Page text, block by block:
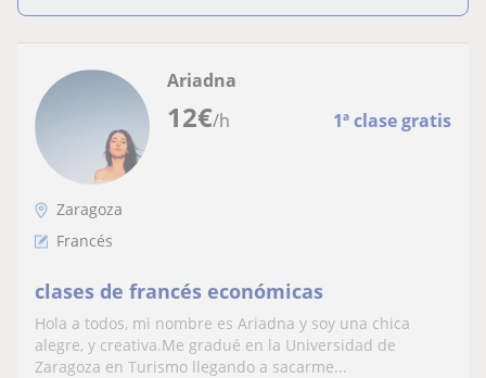
12€/h 1ª clase gratis
Ariadna
Zaragoza
Francés
clases de francés económicas
Hola a todos, mi nombre es Ariadna y soy una chica
alegre, y creativa.Me gradué en la Universidad de
Zaragoza en Turismo llegando a sacarme...